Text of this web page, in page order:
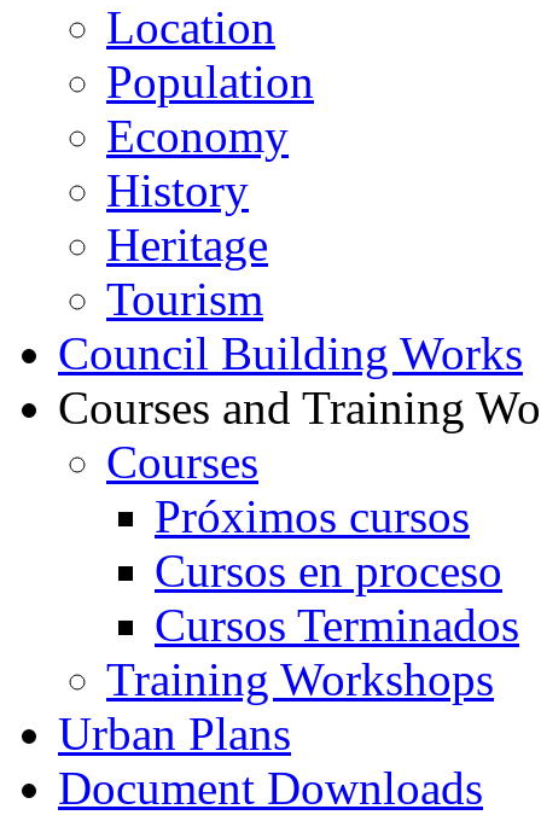
Location
Population
Economy
History
Heritage
Tourism
Council Building Works
Courses and Training
Courses
Próximos cursos
Cursos en proceso
Cursos Terminados
Training Workshops
Urban Plans
Document Downloads